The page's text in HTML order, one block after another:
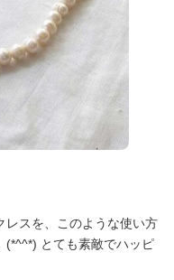
レスを、このような使い方
(*^^*) とても素敵でハッピ